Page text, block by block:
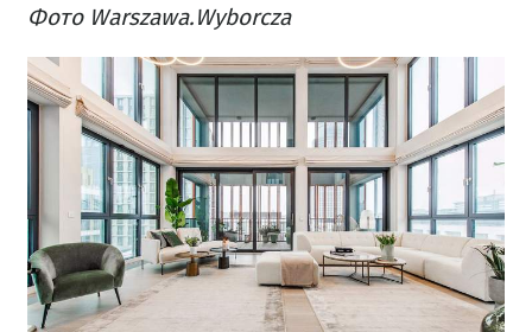
Фото Warszawa.Wyborcza